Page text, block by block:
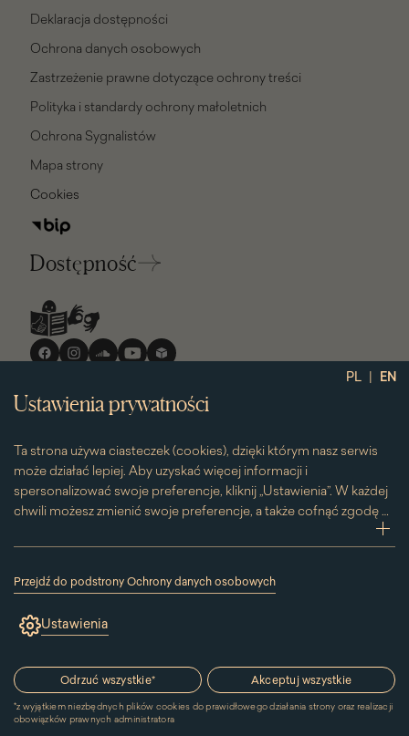
PL | EN
Ustawienia prywatności
Ta strona używa ciasteczek (cookies), dzięki którym nasz serwis
może działać lepiej. Aby uzyskać więcej informacji i
spersonalizować swoje preferencje, kliknij „Ustawienia”. W każdej
chwili możesz zmienić swoje preferencje, a także cofnąć zgodę na
używanie plików cookie. Możesz to zrobić, klikając na podstronę
„Cookies” znajdującą się w stopce.
Przesuwając suwak w prawą stronę aktywujesz zgodę na
konkretne ciasteczko. Przesuwając suwak w lewą stronę
wyłączasz taką zgodę.
Przejdź do podstrony Ochrony danych osobowych
(link
się
oknie)
Ustawienia
Odrzuć wszystkie*
*z wyjątkiem niezbędnych plików cookies do prawidłowego działania strony oraz realizacji
obowiązków prawnych administratora
Akceptuj wszystkie
Deklaracja dostępności
Ochrona danych osobowych
Zastrzeżenie prawne dotyczące ochrony treści
Polityka i standardy ochrony małoletnich
Ochrona Sygnalistów
Mapa strony
Cookies
Dostępność
Media
społecznościowe